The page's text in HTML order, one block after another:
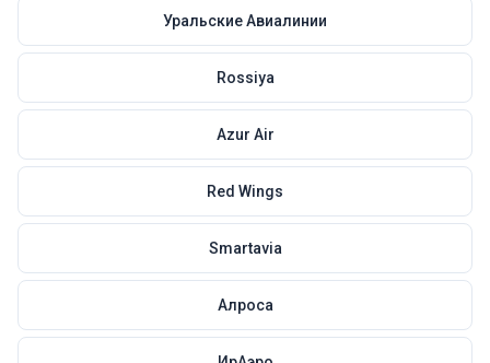
Уральские Авиалинии
Rossiya
Azur Air
Red Wings
Smartavia
Алроса